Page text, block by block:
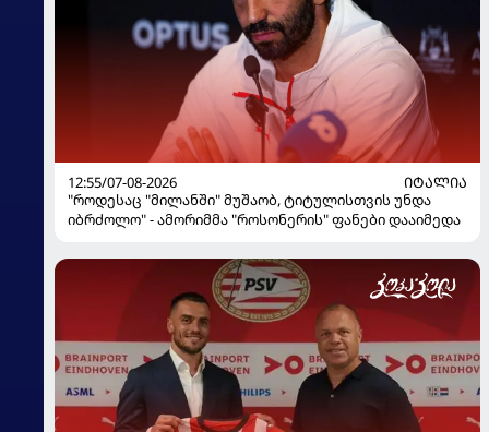
12:55/07-08-2026
ᲘᲢᲐᲚᲘᲐ
"როდესაც "მილანში" მუშაობ, ტიტულისთვის უნდა
იბრძოლო" - ამორიმმა "როსონერის" ფანები დააიმედა